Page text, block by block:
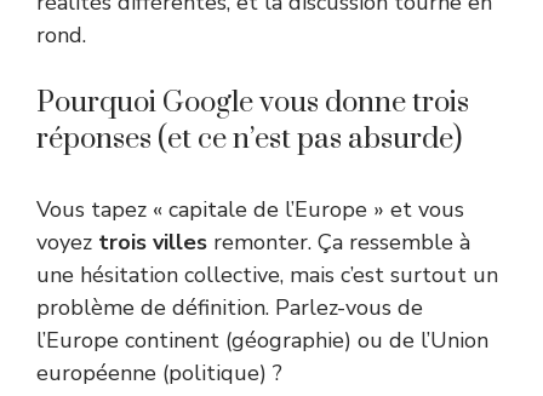
rond.
Pourquoi Google vous donne trois
réponses (et ce n’est pas absurde)
Vous tapez « capitale de l’Europe » et vous
voyez trois villes remonter. Ça ressemble à
une hésitation collective, mais c’est surtout un
problème de définition. Parlez-vous de
l’Europe continent (géographie) ou de l’Union
européenne (politique) ?